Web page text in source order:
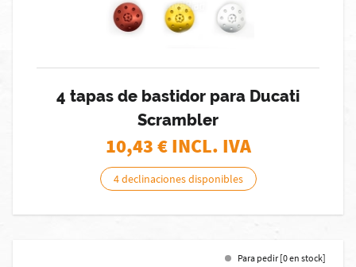
4 tapas de bastidor para Ducati
Scrambler
10,43€ INCL. IVA
4 declinaciones disponibles
Para pedir [0 en stock]